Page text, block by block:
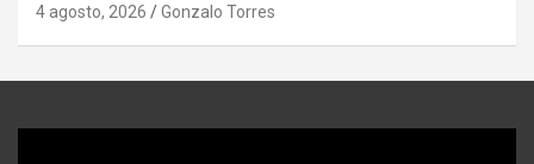
4 agosto, 2026 Gonzalo Torres